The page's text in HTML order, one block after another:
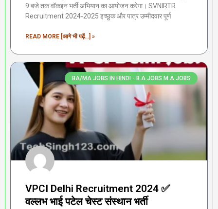
9 बजे तक वॉकइन भर्ती अभियान का आयोजन करेगा। SVNIRTR
Recruitment 2024-2025 इच्छुक और पात्र उम्मीदवार पूर्ण
READ MORE [आगे भी पढ़ें...] »
BA/MA JOBS IN HINDI - B.A JOBS M.A JOBS
VPCI Delhi Recruitment 2024 ✅
वल्लभ भाई पटेल चेस्ट संस्थान भर्ती